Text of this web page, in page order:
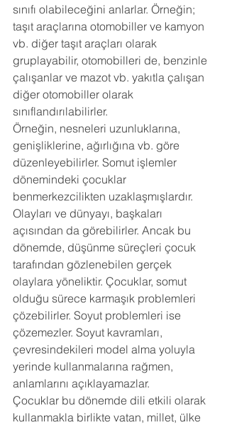
sınıfı olabileceğini anlarlar. Örneğin;
taşıt araçlarına otomobiller ve kamyon
vb. diğer taşıt araçları olarak
gruplayabilir, otomobilleri de, benzinle
çalışanlar ve mazot vb. yakıtla çalışan
diğer otomobiller olarak
sınıflandırılabilirler.
Örneğin, nesneleri uzunluklarına,
genişliklerine, ağırlığına vb. göre
düzenleyebilirler. Somut işlemler
dönemindeki çocuklar
benmerkezcilikten uzaklaşmışlardır.
Olayları ve dünyayı, başkaları
açısından da görebilirler. Ancak bu
dönemde, düşünme süreçleri çocuk
tarafından gözlenebilen gerçek
olaylara yöneliktir. Çocuklar, somut
olduğu sürece karmaşık problemleri
çözebilirler. Soyut problemleri ise
çözemezler. Soyut kavramları,
çevresindekileri model alma yoluyla
yerinde kullanmalarına rağmen,
anlamlarını açıklayamazlar.
Çocuklar bu dönemde dili etkili olarak
kullanmakla birlikte vatan, millet, ülke